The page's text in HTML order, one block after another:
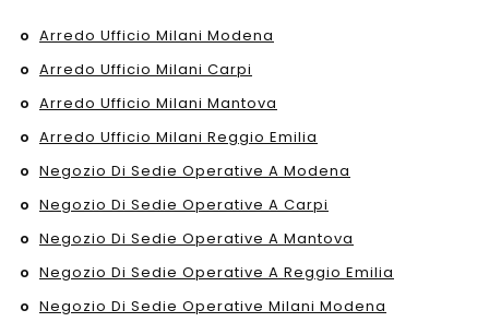
Arredo Ufficio Milani Modena
Arredo Ufficio Milani Carpi
Arredo Ufficio Milani Mantova
Arredo Ufficio Milani Reggio Emilia
Negozio Di Sedie Operative A Modena
Negozio Di Sedie Operative A Carpi
Negozio Di Sedie Operative A Mantova
Negozio Di Sedie Operative A Reggio Emilia
Negozio Di Sedie Operative Milani Modena